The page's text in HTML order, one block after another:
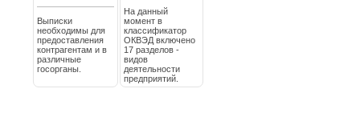
Выписки
необходимы для
предоставления
контрагентам и в
различные
госорганы.
На данный
момент в
классификатор
ОКВЭД включено
17 разделов -
видов
деятельности
предприятий.